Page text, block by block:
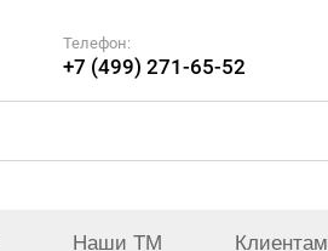
Телефон:
+7 (499) 271-65-52
Наши ТМ Клиентам